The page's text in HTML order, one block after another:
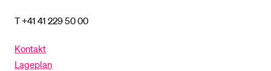
T +41 41 229 50 00
Kontakt
Lageplan